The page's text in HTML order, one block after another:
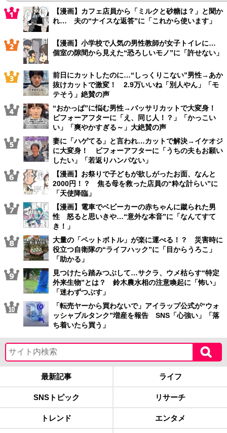
【漫画】カフェ店員から「ミルクと砂糖は？」と聞か
れ… 夫の“ナイスな返答”に「これから使います」
【漫画】小学校で人気の男性教師が女子トイレに…
個室の隙間から見えた“恐ろしいモノ”に「許せない」
前日にカットしたのに…“しっくりこない”男性→あか
抜けカットで激変！ 2.9万いいね「別人やん」「モ
テそう」絶賛の声
“おかっぱ”に悩む男性→バッサリカットで大変身！
ビフォーアフターに「え、同じ人！？」「かっこい
い」「爽やかすぎる～」大絶賛の声
妻に「ハゲてる」と言われ…カットで解決→イケオジ
に大変身！ ビフォーアフターに「うちの夫もお願い
したい」「若返りハンパない」
【漫画】お祭りで子どもが欲しがったお面、なんと
2000円！？ 焦る母を救った店員の“粋な計らい”に
「天使降臨」
【漫画】電車でベビーカーの赤ちゃんに蹴られた男
性 怒ると思いきや…“意外な本音”に「なんてすて
き！」
大量の「ペットボトル」が楽に運べる！？ 災害時に
役立つ自衛隊の“ライフハック”に「目からうろこ」
「助かる」
見つけたら踏みつぶして…サクラ、ウメ枯らす“特定
外来生物”とは？ 鈴木農水相の注意喚起に「怖い」
「迷わずつぶす」
「転売ヤーから買わないで」アイラップ公式が“ウォ
ッシャブルタンク”増産を報告 SNS「心強い」「落
ち着いたら買う」
最新記事 ライフ
SNSトピック リサーチ
トレンド エンタメ